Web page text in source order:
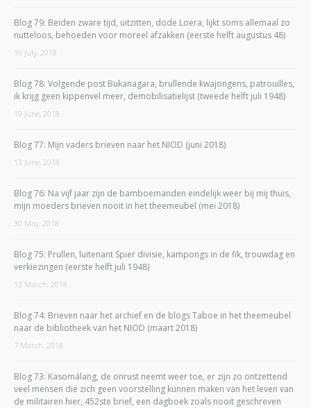
Blog 79: Beiden zware tijd, uitzitten, dode Loera, lijkt soms allemaal zo
nutteloos, behoeden voor moreel afzakken (eerste helft augustus 48)
16 July, 2018
Blog 78: Volgende post Bukanagara, brullende kwajongens, patrouilles,
ik krijg geen kippenvel meer, demobilisatielijst (tweede helft juli 1948)
19 June, 2018
Blog 77: Mijn vaders brieven naar het NIOD (juni 2018)
13 June, 2018
Blog 76: Na vijf jaar zijn de bamboemanden eindelijk weer bij mij thuis,
mijn moeders brieven nooit in het theemeubel (mei 2018)
30 May, 2018
Blog 75: Prullen, luitenant Spier divisie, kampongs in de fik, trouwdag en
verkiezingen (eerste helft juli 1948)
13 March, 2018
Blog 74: Brieven naar het archief en de blogs Taboe in het theemeubel
naar de bibliotheek van het NIOD (maart 2018)
7 March, 2018
Blog 73: Kasomálang, de onrust neemt weer toe, er zijn zo ontzettend
veel mensen die zich geen voorstelling kunnen maken van het leven van
de militairen hier, 452ste brief, een dagboek zoals nooit geschreven